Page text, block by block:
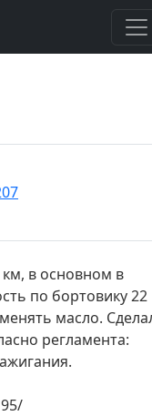
в основном в
по бортовику 22
масло.
регламента: